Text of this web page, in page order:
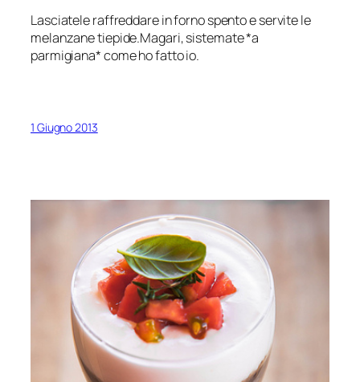
Lasciatele raffreddare in forno spento e servite le
melanzane tiepide.Magari, sistemate *a
parmigiana* come ho fatto io.
1 Giugno 2013